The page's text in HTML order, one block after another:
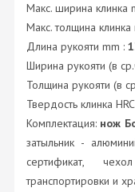
Макс. ширина клинка
Макс. толщина клинка
Длина рукояти mm :
Ширина рукояти (в
Толщина рукояти (в
Твердость клинка
Комплектация: нож
затыльник -
сертификат,
транспортировки и